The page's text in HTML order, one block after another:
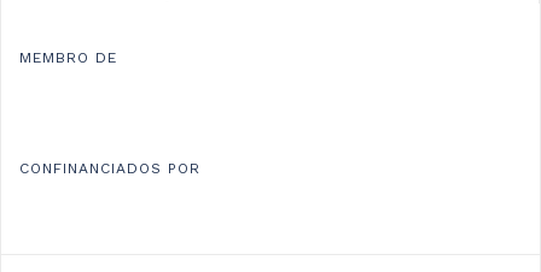
MEMBRO DE
CONFINANCIADOS POR